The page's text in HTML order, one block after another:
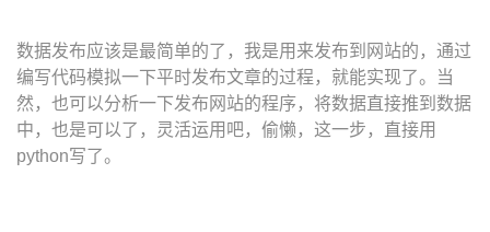
数据发布应该是最简单的了，我是用来发布到网站的，通过
编写代码模拟一下平时发布文章的过程，就能实现了。当
然，也可以分析一下发布网站的程序，将数据直接推到数据
中，也是可以了，灵活运用吧，偷懒，这一步，直接用
python写了。